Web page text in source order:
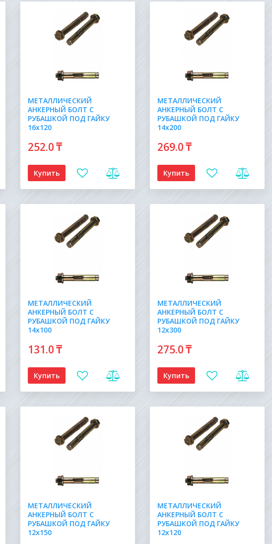
МЕТАЛЛИЧЕСКИЙ
АНКЕРНЫЙ БОЛТ С
РУБАШКОЙ ПОД ГАЙКУ
16х120
252.0₸
Купить
МЕТАЛЛИЧЕСКИЙ
АНКЕРНЫЙ БОЛТ С
РУБАШКОЙ ПОД ГАЙКУ
14х200
269.0₸
Купить
МЕТАЛЛИЧЕСКИЙ
АНКЕРНЫЙ БОЛТ С
РУБАШКОЙ ПОД ГАЙКУ
14х100
131.0₸
Купить
МЕТАЛЛИЧЕСКИЙ
АНКЕРНЫЙ БОЛТ С
РУБАШКОЙ ПОД ГАЙКУ
12х300
275.0₸
Купить
МЕТАЛЛИЧЕСКИЙ
АНКЕРНЫЙ БОЛТ С
РУБАШКОЙ ПОД ГАЙКУ
12х150
МЕТАЛЛИЧЕСКИЙ
АНКЕРНЫЙ БОЛТ С
РУБАШКОЙ ПОД ГАЙКУ
12х120